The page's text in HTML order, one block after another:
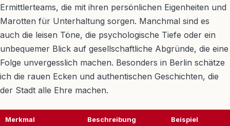
Ermittlerteams, die mit ihren persönlichen Eigenheiten und
Marotten für Unterhaltung sorgen. Manchmal sind es
auch die leisen Töne, die psychologische Tiefe oder ein
unbequemer Blick auf gesellschaftliche Abgründe, die eine
Folge unvergesslich machen. Besonders in Berlin schätze
ich die rauen Ecken und authentischen Geschichten, die
der Stadt alle Ehre machen.
Merkmal Beschreibung Beispiel